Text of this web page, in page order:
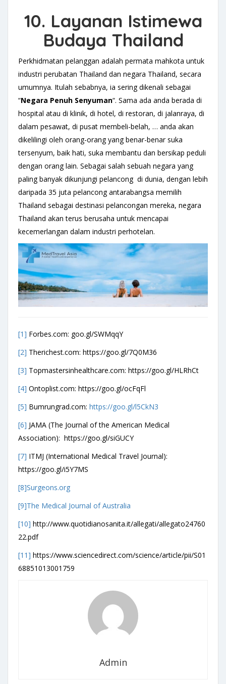
10. Layanan Istimewa
Budaya Thailand
Perkhidmatan pelanggan adalah permata mahkota untuk
industri perubatan Thailand dan negara Thailand, secara
umumnya. Itulah sebabnya, ia sering dikenali sebagai
“Negara Penuh Senyuman“. Sama ada anda berada di
hospital atau di klinik, di hotel, di restoran, di jalanraya, di
dalam pesawat, di pusat membeli-belah, … anda akan
dikelilingi oleh orang-orang yang benar-benar suka
tersenyum, baik hati, suka membantu dan bersikap peduli
dengan orang lain. Sebagai salah sebuah negara yang
paling banyak dikunjungi pelancong di dunia, dengan lebih
daripada 35 juta pelancong antarabangsa memilih
Thailand sebagai destinasi pelancongan mereka, negara
Thailand akan terus berusaha untuk mencapai
kecemerlangan dalam industri perhotelan.
[1] Forbes.com: goo.gl/SWMqqY
[2] Therichest.com: https://goo.gl/7Q0M36
[3] Topmastersinhealthcare.com: https://goo.gl/HLRhCt
[4] Ontoplist.com: https://goo.gl/ocFqFl
[5] Bumrungrad.com: https://goo.gl/l5CkN3
[6] JAMA (The Journal of the American Medical
Association): https://goo.gl/siGUCY
[7] ITMJ (International Medical Travel Journal):
https://goo.gl/i5Y7MS
[8]Surgeons.org
[9]The Medical Journal of Australia
[10] http://www.quotidianosanita.it/allegati/allegato24760
22.pdf
[11] https://www.sciencedirect.com/science/article/pii/S01
68851013001759
Admin